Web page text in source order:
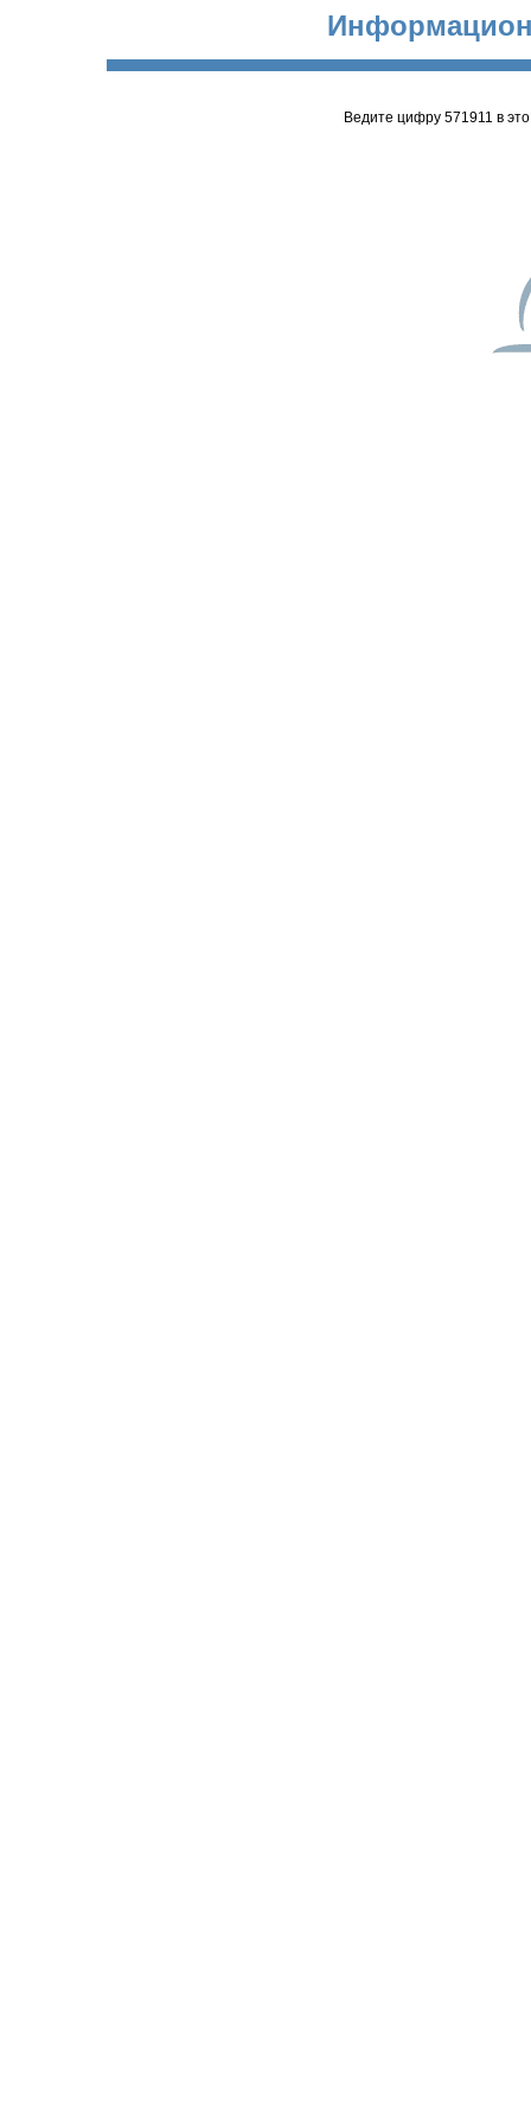
Ведите цифру 571911 в